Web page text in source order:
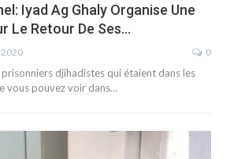
Iyad Ag Ghaly Organise Une
Le Retour De Ses…
0
djihadistes qui étaient dans les
vous pouvez voir dans…